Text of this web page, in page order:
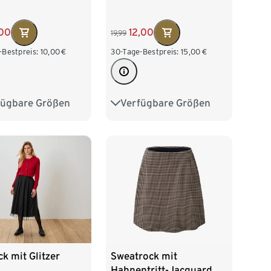
Bestpreis: 10,00€
Größen
M 40/42
54
19,99 12,00
30-Tage-Bestpreis: 15,00 €
Verfügbare Größen
S 36/38 M 40/42
mit Glitzer
Sweatrock mit